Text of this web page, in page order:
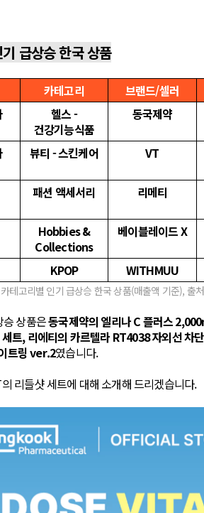
급상승 한국 상품
카테고리 브랜드/셀러
헬스 -
건강기능식품
동국제약
뷰티 - 스킨케어 VT
패션 액세서리 리메티
Hobbies &
Collections
베이블레이드 X
KPOP WITHMUU
테고리별 인기 급상승 한국 상품(매출액 기준), 출
승 상품은동국제약의 엘리나 C 플러스
트, 리에티의 카르텔라 RT4038 자외선 차
트링 ver.2였습니다.
리들샷 세트에 대해 소개해 드리겠습니다.